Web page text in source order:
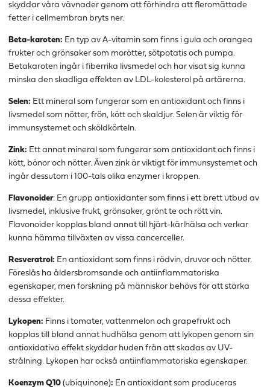
skyddar våra vävnader genom att förhindra att fleromättade
fetter i cellmembran bryts ner.
Beta-karoten: En typ av A-vitamin som finns i gula och orangea
frukter och grönsaker som morötter, sötpotatis och pumpa.
Betakaroten ingår i fiberrika livsmedel och har visat sig kunna
minska den skadliga effekten av LDL-kolesterol på artärerna.
Selen: Ett mineral som fungerar som en antioxidant och finns i
livsmedel som nötter, frön, kött och skaldjur. Selen är viktig för
immunsystemet och sköldkörteln.
Zink: Ett annat mineral som fungerar som antioxidant och finns i
kött, bönor och nötter. Även zink är viktigt för immunsystemet och
ingår dessutom i 100-tals olika enzymer i kroppen.
Flavonoider: En grupp antioxidanter som finns i ett brett utbud av
livsmedel, inklusive frukt, grönsaker, grönt te och rött vin.
Flavonoider kopplas bland annat till hjärt-kärlhälsa och verkar
kunna hämma tillväxten av vissa cancerceller.
Resveratrol: En antioxidant som finns i rödvin, druvor och nötter.
Föreslås ha åldersbromsande och antiinflammatoriska
egenskaper, men forskning på människor behövs för att stärka
dessa effekter.
Lykopen: Finns i tomater, vattenmelon och grapefrukt och
kopplas till bland annat hudhälsa genom att lykopen genom sin
antioxidativa effekt skyddar huden från att skadas av UV-
strålning. Lykopen har också antiinflammatoriska egenskaper.
Koenzym Q10 (ubiquinone): En antioxidant som produceras